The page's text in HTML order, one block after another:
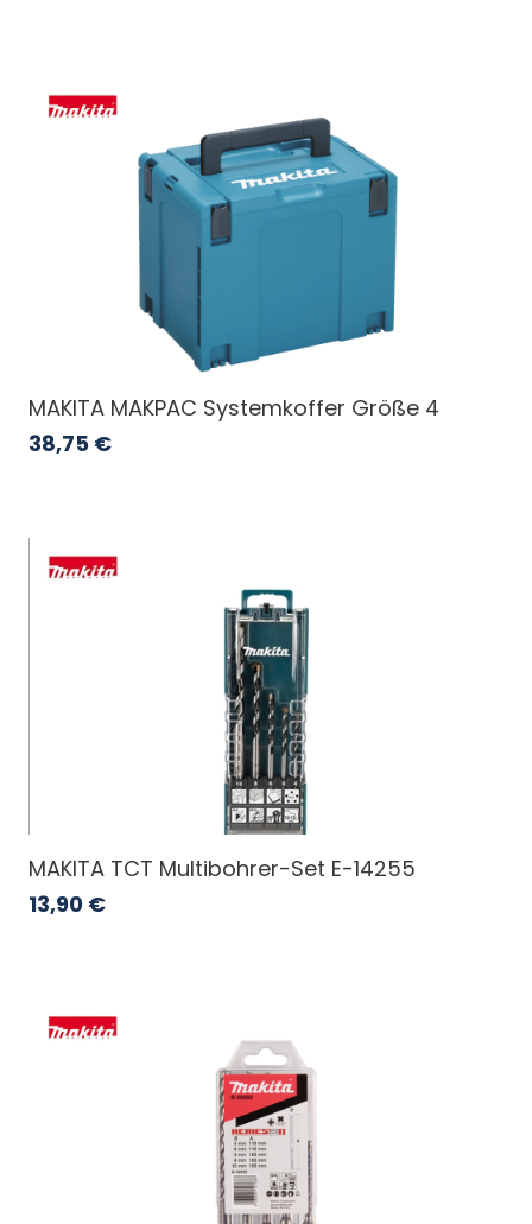
MAKITA MAKPAC Systemkoffer Größe 4
38,75 €
MAKITA TCT Multibohrer-Set E-14255
13,90 €